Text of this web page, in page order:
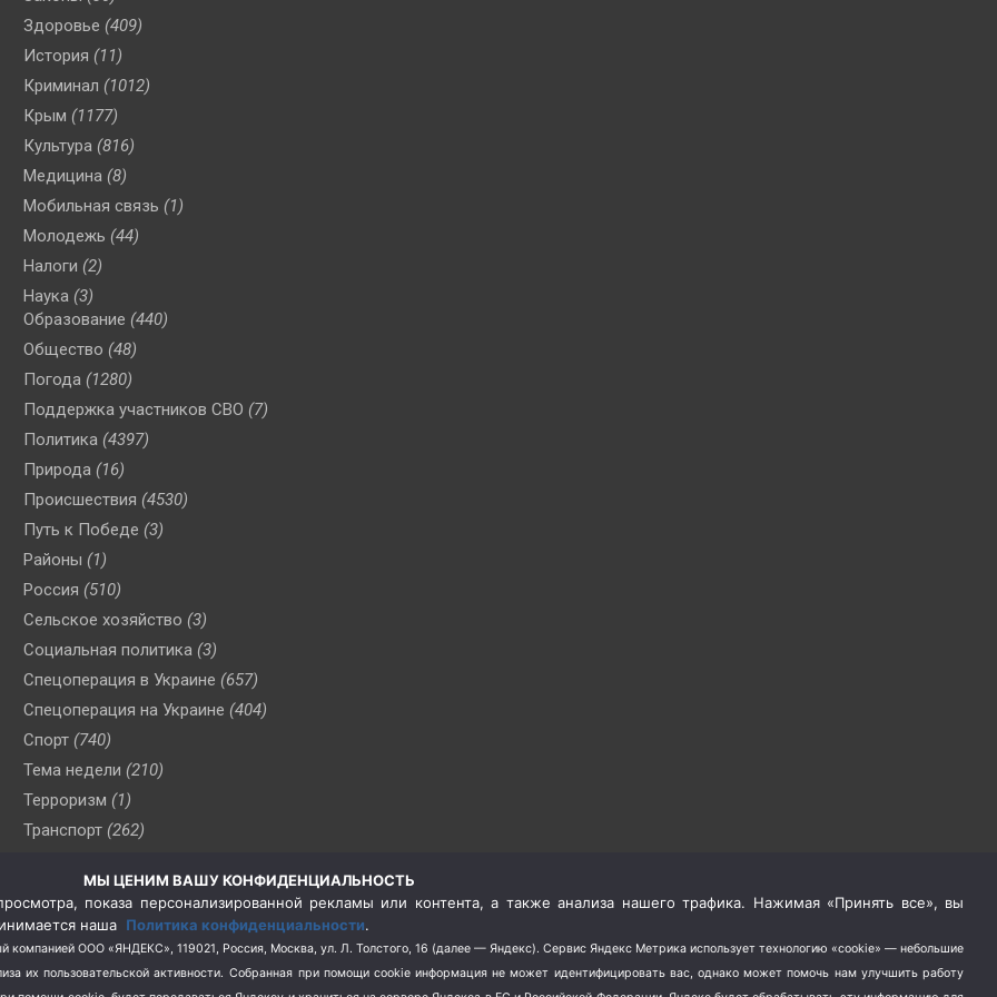
Здоровье (409)
История (11)
Криминал (1012)
Крым (1177)
Культура (816)
Медицина (8)
Мобильная связь (1)
Молодежь (44)
Налоги (2)
Наука (3)
Образование (440)
Общество (48)
Погода (1280)
Поддержка участников СВО (7)
Политика (4397)
Природа (16)
Происшествия (4530)
Путь к Победе (3)
Районы (1)
Россия (510)
Сельское хозяйство (3)
Социальная политика (3)
Спецоперация в Украине (657)
Спецоперация на Украине (404)
Спорт (740)
Тема недели (210)
Терроризм (1)
Транспорт (262)
(76)
Цены (2)
Школа и спорт (2)
Экология (8)
МЫ ЦЕНИМ ВАШУ КОНФИДЕНЦИАЛЬНОСТЬ
показа персонализированной рекламы или контента, а также анализа нашего трафика. Нажимая «Принять все», вы
наша Политика конфиденциальности.
компанией ООО «ЯНДЕКС», 119021, Россия, Москва, ул. Л. Толстого, 16 (далее — Яндекс). Сервис Яндекс Метрика использует технологию «cookie» — небольшие
их пользовательской активности. Собранная при помощи cookie информация не может идентифицировать вас, однако может помочь нам улучшить работу